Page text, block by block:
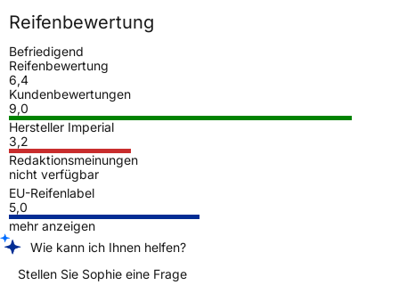
Reifenbewertung
Befriedigend
Reifenbewertung
6,4
Kundenbewertungen
9,0
Hersteller Imperial
3,2
Redaktionsmeinungen
nicht verfügbar
EU-Reifenlabel
5,0
mehr anzeigen
Wie kann ich Ihnen helfen?
Stellen Sie Sophie eine Frage